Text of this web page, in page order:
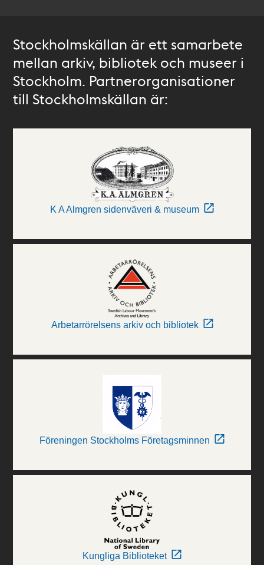
Stockholmskällan är ett samarbete
mellan arkiv, bibliotek och museer i
Stockholm. Partnerorganisationer
till Stockholmskällan är:
K A Almgren sidenväveri & museum
Arbetarrörelsens arkiv och bibliotek
Föreningen Stockholms Företagsminnen
Kungliga Biblioteket